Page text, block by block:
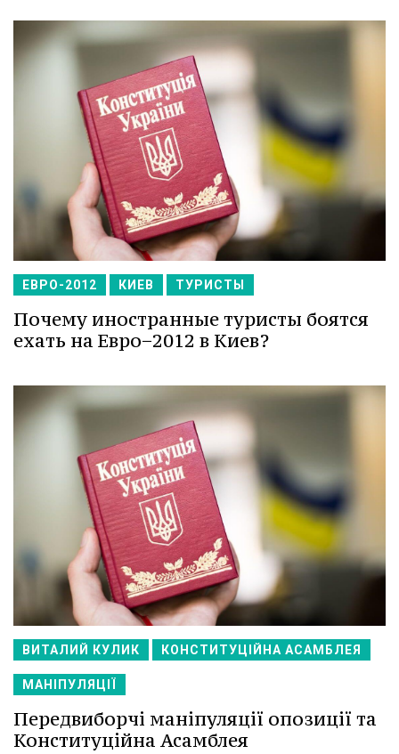
ЕВРО-2012 КИЕВ ТУРИСТЫ
Почему иностранные туристы боятся
ехать на Евро−2012 в Киев?
ВИТАЛИЙ КУЛИК КОНСТИТУЦІЙНА АСАМБЛЕЯ
МАНІПУЛЯЦІЇ
Передвиборчі маніпуляції опозиції та
Конституційна Асамблея